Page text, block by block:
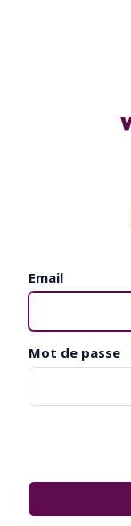
Email
Mot de passe